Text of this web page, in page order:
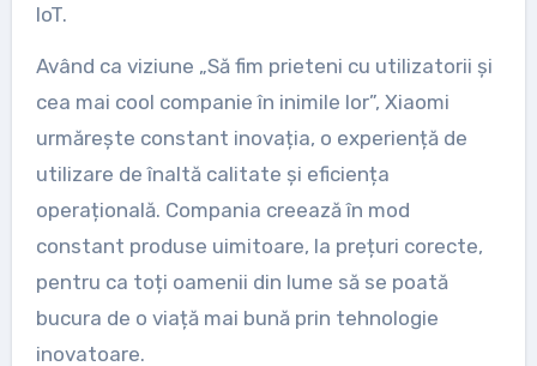
IoT.
Având ca viziune „Să fim prieteni cu utilizatorii și
cea mai cool companie în inimile lor”, Xiaomi
urmărește constant inovația, o experiență de
utilizare de înaltă calitate și eficiența
operațională. Compania creează în mod
constant produse uimitoare, la prețuri corecte,
pentru ca toți oamenii din lume să se poată
bucura de o viață mai bună prin tehnologie
inovatoare.